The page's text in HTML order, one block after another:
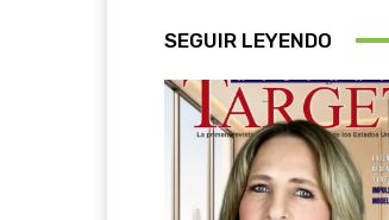
SEGUIR LEYENDO